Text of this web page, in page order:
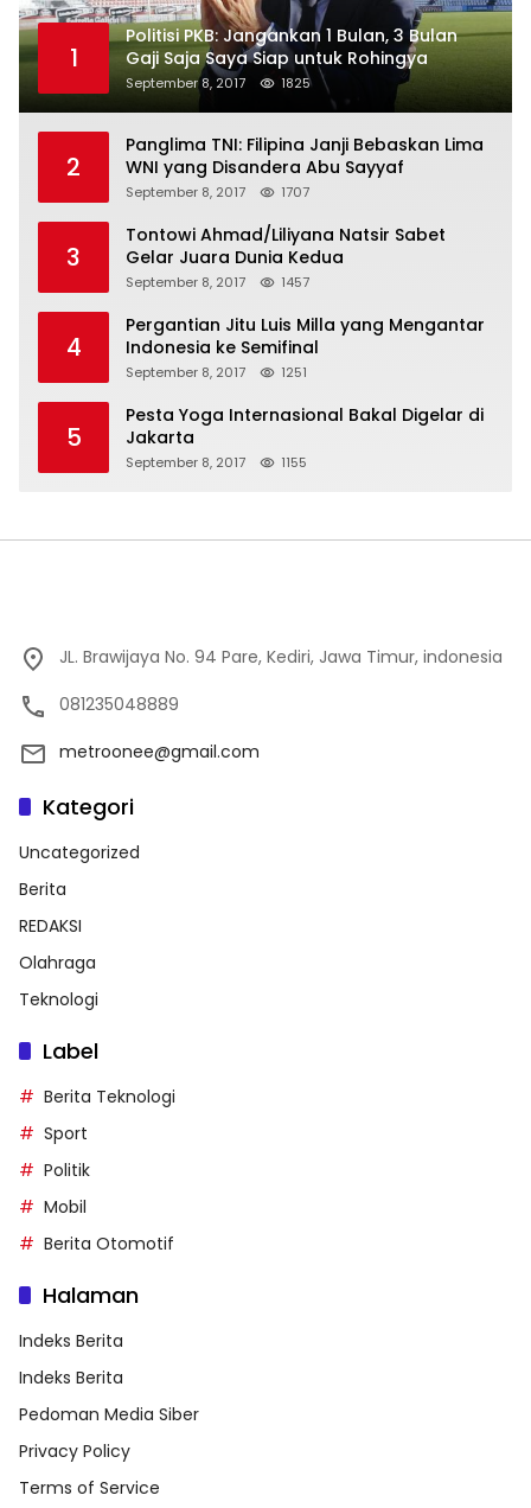
1
Politisi PKB: Jangankan 1 Bulan, 3 Bulan
Gaji Saja Saya Siap untuk Rohingya
September 8, 2017 1825
2
Panglima TNI: Filipina Janji Bebaskan Lima
WNI yang Disandera Abu Sayyaf
September 8, 2017 1707
3
Tontowi Ahmad/Liliyana Natsir Sabet
Gelar Juara Dunia Kedua
September 8, 2017 1457
4
Pergantian Jitu Luis Milla yang Mengantar
Indonesia ke Semifinal
September 8, 2017 1251
5
Pesta Yoga Internasional Bakal Digelar di
Jakarta
September 8, 2017 1155
JL. Brawijaya No. 94 Pare, Kediri, Jawa Timur, indonesia
081235048889
metroonee@gmail.com
Kategori
Uncategorized
Berita
REDAKSI
Olahraga
Teknologi
Label
Berita Teknologi
Sport
Politik
Mobil
Berita Otomotif
Halaman
Indeks Berita
Indeks Berita
Pedoman Media Siber
Privacy Policy
Terms of Service